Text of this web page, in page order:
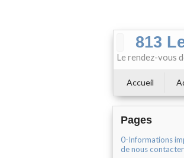
813
Le rendez-vous
Accueil
Pages
0-Informations
de nous contacter